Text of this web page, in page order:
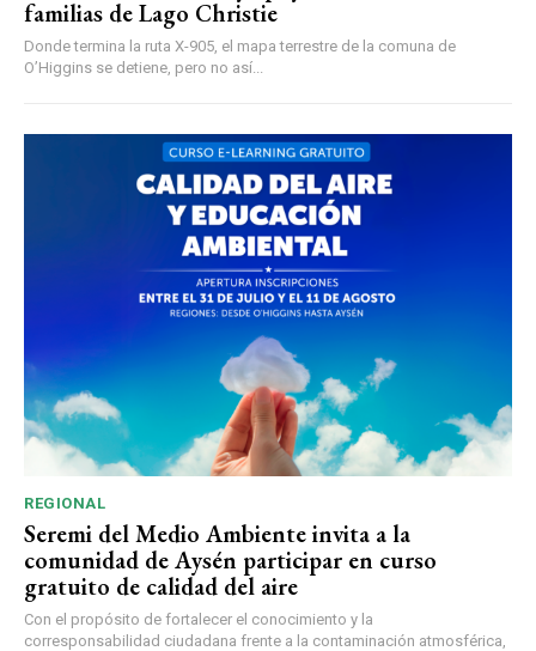
familias de Lago Christie
Donde termina la ruta X-905, el mapa terrestre de la comuna de
O’Higgins se detiene, pero no así...
REGIONAL
Seremi del Medio Ambiente invita a la
comunidad de Aysén participar en curso
gratuito de calidad del aire
Con el propósito de fortalecer el conocimiento y la
corresponsabilidad ciudadana frente a la contaminación atmosférica,